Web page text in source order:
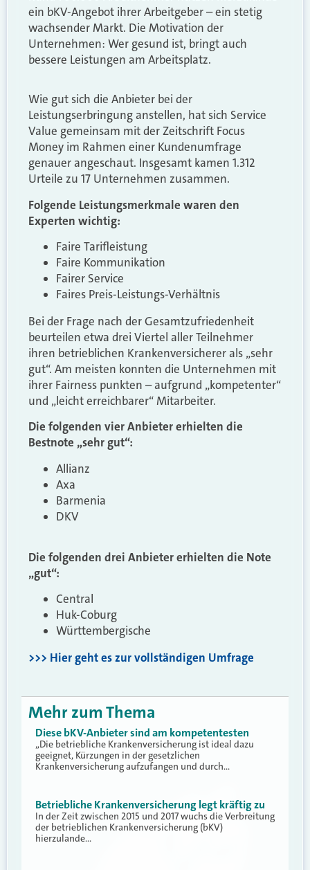
ein bKV-Angebot ihrer Arbeitgeber – ein stetig
wachsender Markt. Die Motivation der
Unternehmen: Wer gesund ist, bringt auch
bessere Leistungen am Arbeitsplatz.
Wie gut sich die Anbieter bei der
Leistungserbringung anstellen, hat sich Service
Value gemeinsam mit der Zeitschrift Focus
Money im Rahmen einer Kundenumfrage
genauer angeschaut. Insgesamt kamen 1.312
Urteile zu 17 Unternehmen zusammen.
Folgende Leistungsmerkmale waren den
Experten wichtig:
Faire Tarifleistung
Faire Kommunikation
Fairer Service
Faires Preis-Leistungs-Verhältnis
Bei der Frage nach der Gesamtzufriedenheit
beurteilen etwa drei Viertel aller Teilnehmer
ihren betrieblichen Krankenversicherer als „sehr
gut“. Am meisten konnten die Unternehmen mit
ihrer Fairness punkten – aufgrund „kompetenter“
und „leicht erreichbarer“ Mitarbeiter.
Die folgenden vier Anbieter erhielten die
Bestnote „sehr gut“:
Allianz
Axa
Barmenia
DKV
Die folgenden drei Anbieter erhielten die Note
„gut“:
Central
Huk-Coburg
Württembergische
>>> Hier geht es zur vollständigen Umfrage
Mehr zum Thema
Diese bKV-Anbieter sind am kompetentesten
„Die betriebliche Krankenversicherung ist ideal dazu
geeignet, Kürzungen in der gesetzlichen
Krankenversicherung aufzufangen und durch…
Betriebliche Krankenversicherung legt kräftig zu
In der Zeit zwischen 2015 und 2017 wuchs die Verbreitung
der betrieblichen Krankenversicherung (bKV)
hierzulande…